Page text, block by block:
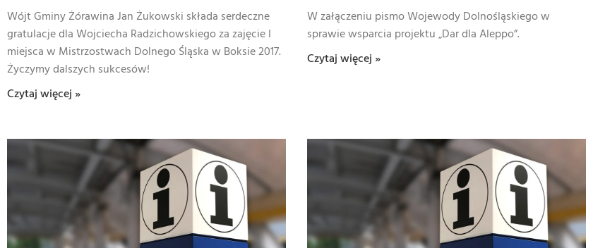
Wójt Gminy Żórawina Jan Żukowski składa serdeczne
gratulacje dla Wojciecha Radzichowskiego za zajęcie I
miejsca w Mistrzostwach Dolnego Śląska w Boksie 2017.
Życzymy dalszych sukcesów!
Czytaj więcej »
W załączeniu pismo Wojewody Dolnośląskiego w
sprawie wsparcia projektu „Dar dla Aleppo”.
Czytaj więcej »